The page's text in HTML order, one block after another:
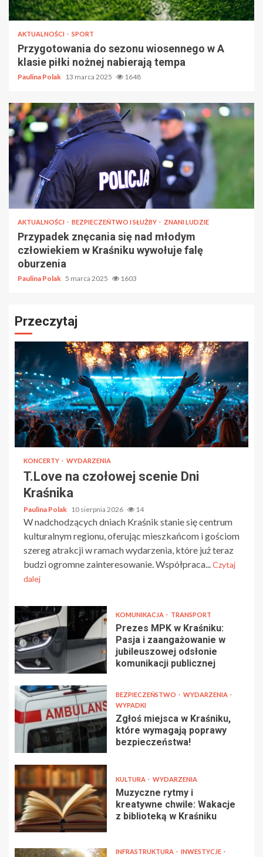
AKTUALNOŚCI SPORT
Przygotowania do sezonu wiosennego w A
klasie piłki nożnej nabierają tempa
Paulina Polak 13 marca 2025 1648
AKTUALNOŚCI BEZPIECZEŃTWO I SŁUŻBY ZNANI LUDZIE
Przypadek znęcania się nad młodym
człowiekiem w Kraśniku wywołuje falę
oburzenia
Paulina Polak 5 marca 2025 1603
Przeczytaj
KONCERTY WYDARZENIA
T.Love na czołowej scenie Dni
Kraśnika
Paulina Polak 10 sierpnia 2026 14
W nadchodzących dniach Kraśnik stanie się centrum
kulturalnym regionu, oferując mieszkańcom i gościom
szereg atrakcji w ramach wydarzenia, które już teraz
budzi ogromne zainteresowanie. Współpraca... Czytaj
dalej
KOMUNIKACJA TRANSPORT
Prezes MPK w Kraśniku:
Pasja i zaangażowanie w
jubileuszowej odsłonie
komunikacji publicznej
BEZPIECZEŃSTWO
WYDARZENIA
WYPADKI
Zgłoś miejsca w Kraśniku,
które wymagają poprawy
bezpieczeństwa!
KULTURA WYDARZENIA
Muzyczne rytmy i
kreatywne chwile: Wakacje
z biblioteką w Kraśniku
INFRASTRUKTURA
INWESTYCJE